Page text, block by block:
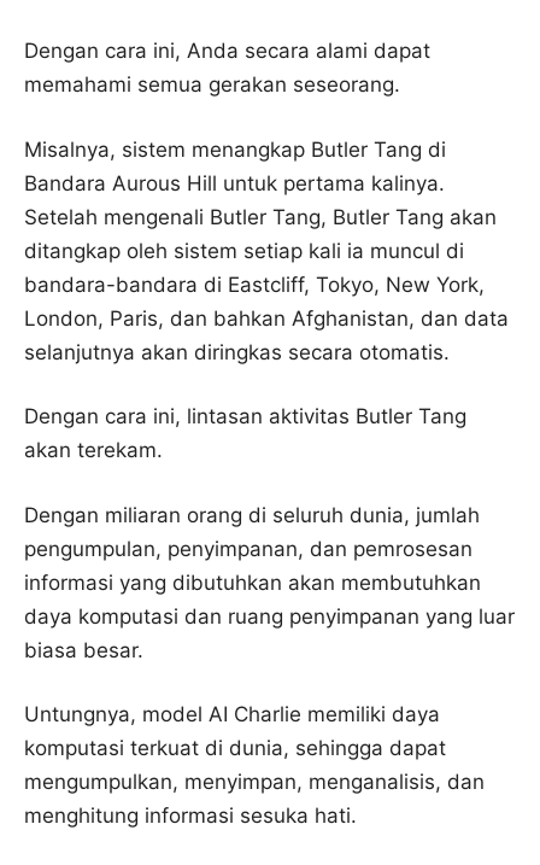
Dengan cara ini, Anda secara alami dapat
memahami semua gerakan seseorang.
Misalnya, sistem menangkap Butler Tang di
Bandara Aurous Hill untuk pertama kalinya.
Setelah mengenali Butler Tang, Butler Tang akan
ditangkap oleh sistem setiap kali ia muncul di
bandara-bandara di Eastcliff, Tokyo, New York,
London, Paris, dan bahkan Afghanistan, dan data
selanjutnya akan diringkas secara otomatis.
Dengan cara ini, lintasan aktivitas Butler Tang
akan terekam.
Dengan miliaran orang di seluruh dunia, jumlah
pengumpulan, penyimpanan, dan pemrosesan
informasi yang dibutuhkan akan membutuhkan
daya komputasi dan ruang penyimpanan yang luar
biasa besar.
Untungnya, model AI Charlie memiliki daya
komputasi terkuat di dunia, sehingga dapat
mengumpulkan, menyimpan, menganalisis, dan
menghitung informasi sesuka hati.